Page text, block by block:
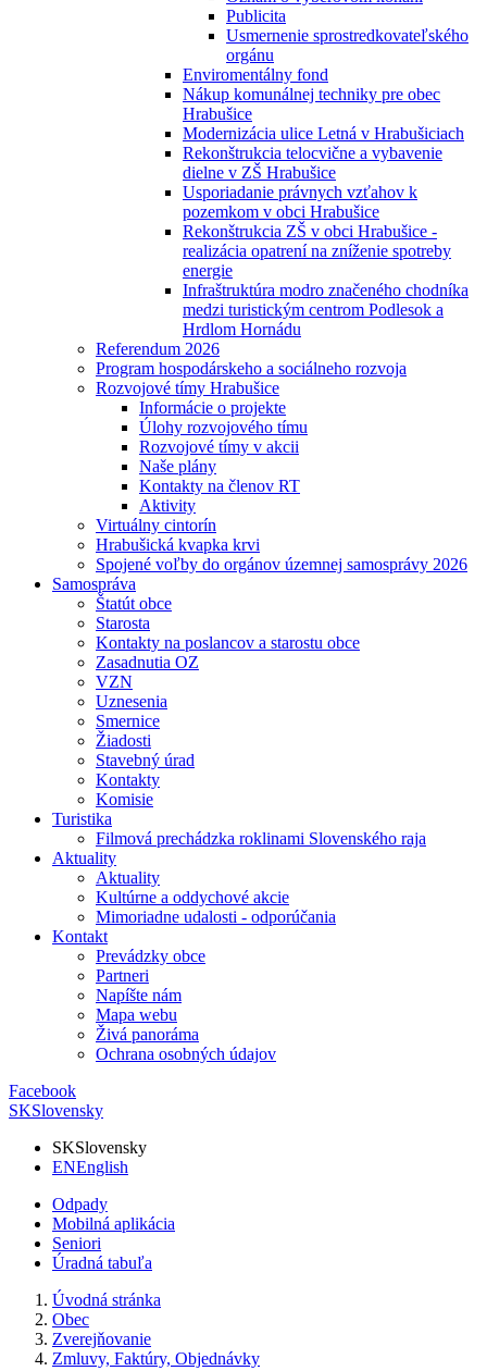
Publicita
Usmernenie sprostredkovateľského
orgánu
Enviromentálny fond
Nákup komunálnej techniky pre obec
Hrabušice
Modernizácia ulice Letná v Hrabušiciach
Rekonštrukcia telocvične a vybavenie
dielne v ZŠ Hrabušice
Usporiadanie právnych vzťahov k
pozemkom v obci Hrabušice
Rekonštrukcia ZŠ v obci Hrabušice -
realizácia opatrení na zníženie spotreby
energie
Infraštruktúra modro značeného chodníka
medzi turistickým centrom Podlesok a
Hrdlom Hornádu
Referendum 2026
Program hospodárskeho a sociálneho rozvoja
Rozvojové tímy Hrabušice
Informácie o projekte
Úlohy rozvojového tímu
Rozvojové tímy v akcii
Naše plány
Kontakty na členov RT
Aktivity
Virtuálny cintorín
Hrabušická kvapka krvi
Spojené voľby do orgánov územnej samosprávy 2026
Samospráva
Štatút obce
Starosta
Kontakty na poslancov a starostu obce
Zasadnutia OZ
VZN
Uznesenia
Smernice
Žiadosti
Stavebný úrad
Kontakty
Komisie
Turistika
Filmová prechádzka roklinami Slovenského raja
Aktuality
Aktuality
Kultúrne a oddychové akcie
Mimoriadne udalosti - odporúčania
Kontakt
Prevádzky obce
Partneri
Napíšte nám
Mapa webu
Živá panoráma
Ochrana osobných údajov
Facebook
SKSlovensky
SKSlovensky
ENEnglish
Odpady
Mobilná aplikácia
Seniori
Úradná tabuľa
Úvodná stránka
Obec
Zverejňovanie
Zmluvy, Faktúry, Objednávky